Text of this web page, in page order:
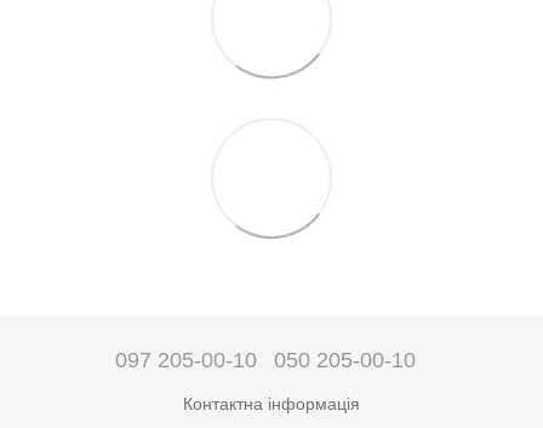
097 205-00-10 050 205-00-10
Контактна інформація